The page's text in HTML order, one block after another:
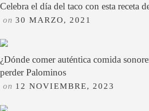
Celebra el día del taco con esta receta
on 30 MARZO, 2021
¿Dónde comer auténtica comida
perder Palominos
on 12 NOVIEMBRE, 2023